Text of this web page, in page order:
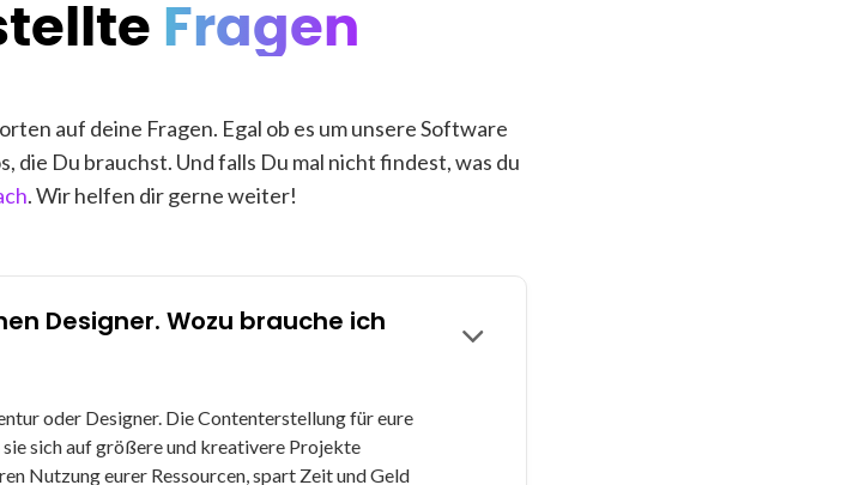
Fragen
auf deine Fragen. Egal ob es um unsere Software
die Du brauchst. Und falls Du mal nicht findest, was du
. Wir helfen dir gerne weiter!
Designer. Wozu brauche ich
oder Designer. Die Contenterstellung für eure
sich auf größere und kreativere Projekte
Nutzung eurer Ressourcen, spart Zeit und Geld